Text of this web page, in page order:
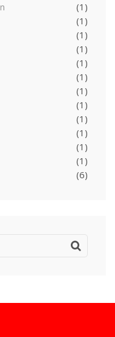
(1)
(1)
(1)
(1)
(1)
(1)
(1)
(1)
(1)
(1)
(1)
(1)
(6)